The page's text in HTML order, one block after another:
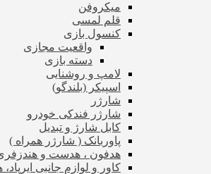
میکروفن
قلم لمسی
کنسول بازی
واقعیت مجازی
دسته بازی
لامپ و روشنایی
اسپیکر (بلندگو)
شارژر
شارژر فندکی خودرو
کابل شارژ و تبدیل
پاوربانک ( شارژر همراه )
هدفون ، هدست و
کاور و لوازم جانبی